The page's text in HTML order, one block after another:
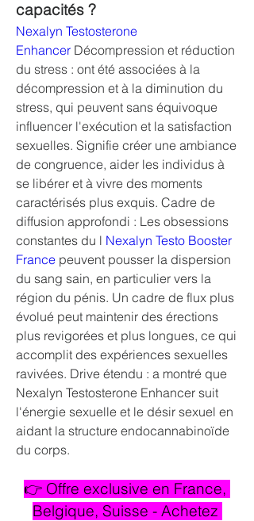
capacités ?
Nexalyn Testosterone
Enhancer Décompression et réduction
du stress : ont été associées à la
décompression et à la diminution du
stress, qui peuvent sans équivoque
influencer l'exécution et la satisfaction
sexuelles. Signifie créer une ambiance
de congruence, aider les individus à
se libérer et à vivre des moments
caractérisés plus exquis. Cadre de
diffusion approfondi : Les obsessions
constantes du l Nexalyn Testo Booster
France peuvent pousser la dispersion
du sang sain, en particulier vers la
région du pénis. Un cadre de flux plus
évolué peut maintenir des érections
plus revigorées et plus longues, ce qui
accomplit des expériences sexuelles
ravivées. Drive étendu : a montré que
Nexalyn Testosterone Enhancer suit
l'énergie sexuelle et le désir sexuel en
aidant la structure endocannabinoïde
du corps.
👉 Offre exclusive en France,
Belgique, Suisse - Achetez